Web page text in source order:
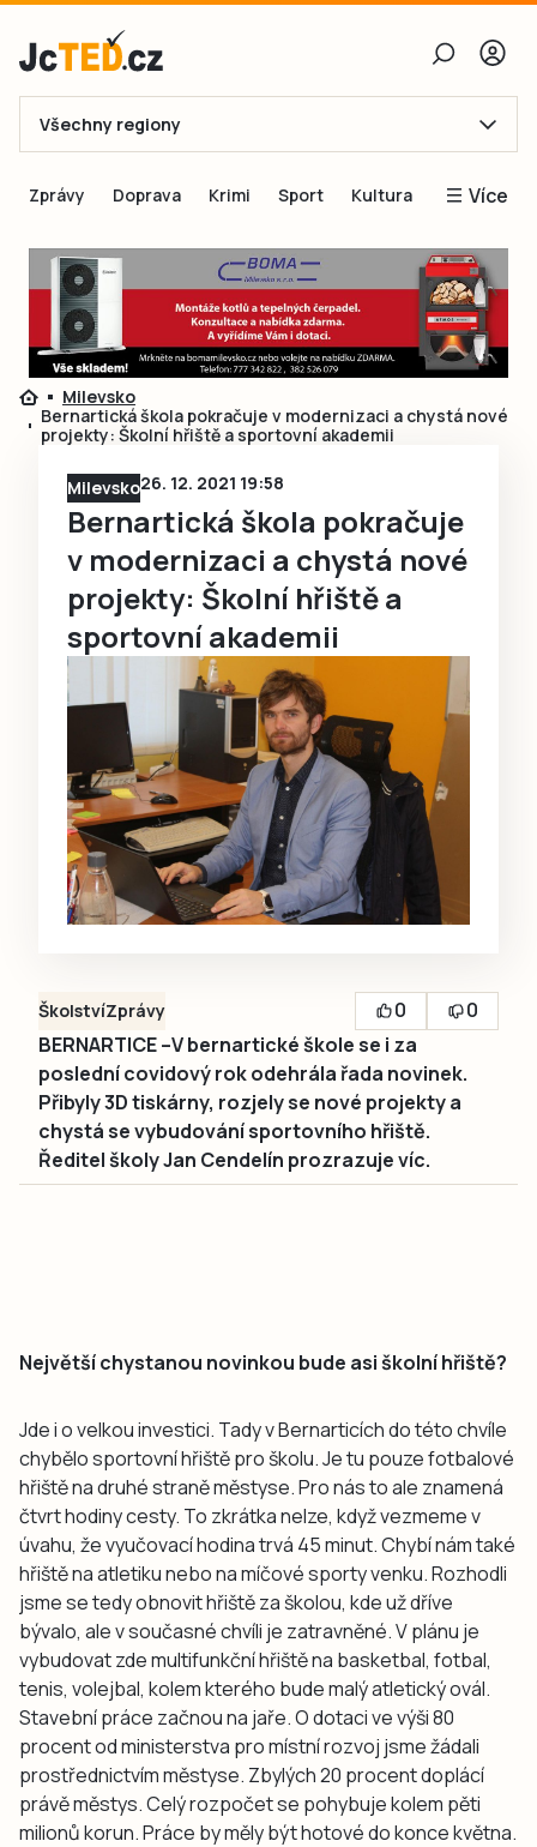
E-mail
Obnovit heslo
Přihlásit se
Ještě nemám účet, chci se
Všechny regiony
Zprávy Doprava Krimi Sport Kultura Více
Blogy
Inspirace
Čtenáři píší
Speciální přílohy
Milevsko
Bernartická škola pokračuje v modernizaci a chystá nové
projekty: Školní hřiště a sportovní akademii
Milevsko26. 12. 2021 19:58
Bernartická škola pokračuje
v modernizaci a chystá nové
projekty: Školní hřiště a
sportovní akademii
ŠkolstvíZprávy 0
0
BERNARTICE –V bernartické škole se i za
poslední covidový rok odehrála řada novinek.
Přibyly 3D tiskárny, rozjely se nové projekty a
chystá se vybudování sportovního hřiště.
Ředitel školy Jan Cendelín prozrazuje víc.
Největší chystanou novinkou bude asi školní hřiště?
Jde i o velkou investici. Tady v Bernarticích do této chvíle
chybělo sportovní hřiště pro školu. Je tu pouze fotbalové
hřiště na druhé straně městyse. Pro nás to ale znamená
čtvrt hodiny cesty. To zkrátka nelze, když vezmeme v
úvahu, že vyučovací hodina trvá 45 minut. Chybí nám také
hřiště na atletiku nebo na míčové sporty venku. Rozhodli
jsme se tedy obnovit hřiště za školou, kde už dříve
bývalo, ale v současné chvíli je zatravněné. V plánu je
vybudovat zde multifunkční hřiště na basketbal, fotbal,
tenis, volejbal, kolem kterého bude malý atletický ovál.
Stavební práce začnou na jaře. O dotaci ve výši 80
procent od ministerstva pro místní rozvoj jsme žádali
prostřednictvím městyse. Zbylých 20 procent doplácí
právě městys. Celý rozpočet se pohybuje kolem pěti
milionů korun. Práce by měly být hotové do konce května.